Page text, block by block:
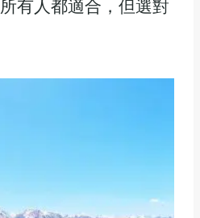
有人都適合，但選對